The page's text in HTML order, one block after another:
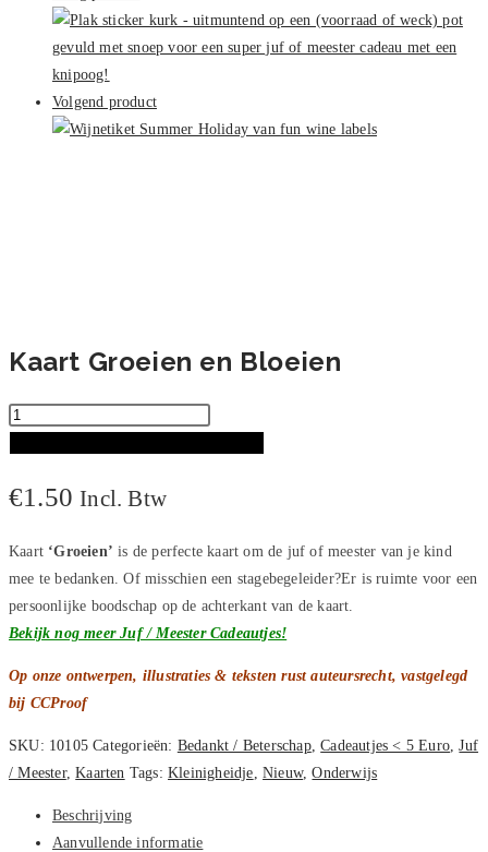
Bloeien
Volgend product
Kaart Groeien en Bloeien
Kaart
Bloeien
€1.50 Incl. Btw
Kaart ‘Groeien’ is de perfecte kaart om de juf of meester van je kind
mee te bedanken. Of misschien een stagebegeleider?Er is ruimte voor een
persoonlijke boodschap op de achterkant van de kaart.
Bekijk nog meer Juf / Meester Cadeautjes!
Op onze ontwerpen, illustraties & teksten rust auteursrecht, vastgelegd
bij CCProof
SKU: 10105 Categorieën: Bedankt / Beterschap,Cadeautjes < 5 Euro,Juf
/ Meester,Kaarten Tags:Kleinigheidje,Nieuw,Onderwijs
Beschrijving
Aanvullende informatie